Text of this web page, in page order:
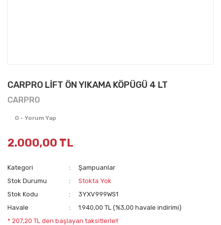
CARPRO LİFT ÖN YIKAMA KÖPÜGÜ 4 LT
CARPRO
0 - Yorum Yap
2.000,00 TL
Kategori
Şampuanlar
Stok Durumu
Stokta Yok
Stok Kodu
3YXV999WS1
Havale
1.940,00 TL (%3,00 havale indirimi)
* 207,20 TL den başlayan taksitlerle!!